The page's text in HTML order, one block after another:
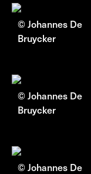
© Johannes De
Bruycker
© Johannes De
Bruycker
© Johannes De